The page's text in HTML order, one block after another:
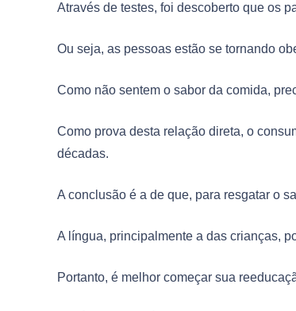
Através de testes, foi descoberto que os
Ou seja, as pessoas estão se tornando
Como não sentem o sabor da comida,
Como prova desta relação direta, o
décadas.
A conclusão é a de que, para resgatar o
A língua, principalmente a das crianças,
Portanto, é melhor começar sua